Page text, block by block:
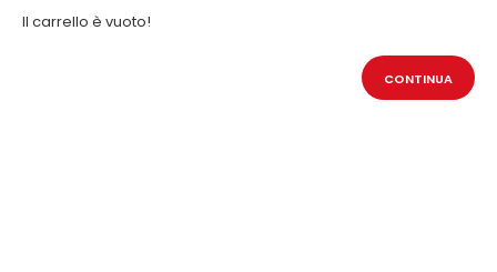
Il carrello è vuoto!
CONTINUA